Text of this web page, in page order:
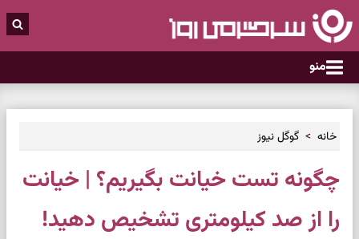
منو
خانه گوگل نیوز
چگونه تست خیانت بگیریم؟ | خیانت
را از صد کیلومتری تشخیص دهید!